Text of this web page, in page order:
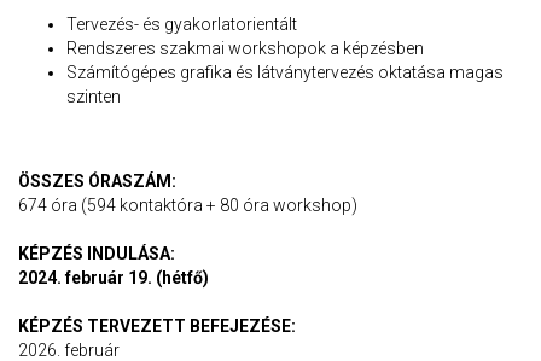
Tervezés- és gyakorlatorientált
Rendszeres szakmai workshopok a képzésben
Számítógépes grafika és látványtervezés oktatása magas
szinten
ÖSSZES ÓRASZÁM:
674 óra (594 kontaktóra + 80 óra workshop)
KÉPZÉS INDULÁSA:
2024. február 19. (hétfő)
KÉPZÉS TERVEZETT BEFEJEZÉSE:
2026. február